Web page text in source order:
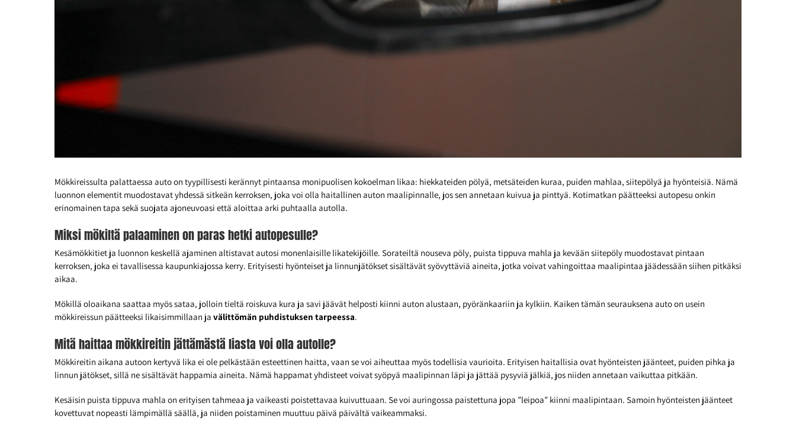
Mökkireissulta palattaessa auto on tyypillisesti kerännyt pintaansa monipuolisen kokoelman likaa: hiekkateiden pölyä, metsäteiden kuraa, puiden mahlaa, siitepölyä ja hyönteisiä. Nämä
luonnon elementit muodostavat yhdessä sitkeän kerroksen, joka voi olla haitallinen auton maalipinnalle, jos sen annetaan kuivua ja pinttyä. Kotimatkan päätteeksi autopesu onkin
erinomainen tapa sekä suojata ajoneuvoasi että aloittaa arki puhtaalla autolla.
Miksi mökiltä palaaminen on paras hetki autopesulle?
Kesämökkitiet ja luonnon keskellä ajaminen altistavat autosi monenlaisille likatekijöille. Sorateiltä nouseva pöly, puista tippuva mahla ja kevään siitepöly muodostavat pintaan
kerroksen, joka ei tavallisessa kaupunkiajossa kerry. Erityisesti hyönteiset ja linnunjätökset sisältävät syövyttäviä aineita, jotka voivat vahingoittaa maalipintaa jäädessään siihen pitkäksi
aikaa.
Mökillä oloaikana saattaa myös sataa, jolloin tieltä roiskuva kura ja savi jäävät helposti kiinni auton alustaan, pyöränkaariin ja kylkiin. Kaiken tämän seurauksena auto on usein
mökkireissun päätteeksi likaisimmillaan ja välittömän puhdistuksen tarpeessa.
Mitä haittaa mökkireitin jättämästä liasta voi olla autolle?
Mökkireitin aikana autoon kertyvä lika ei ole pelkästään esteettinen haitta, vaan se voi aiheuttaa myös todellisia vaurioita. Erityisen haitallisia ovat hyönteisten jäänteet, puiden pihka ja
linnun jätökset, sillä ne sisältävät happamia aineita. Nämä happamat yhdisteet voivat syöpyä maalipinnan läpi ja jättää pysyviä jälkiä, jos niiden annetaan vaikuttaa pitkään.
Kesäisin puista tippuva mahla on erityisen tahmeaa ja vaikeasti poistettavaa kuivuttuaan. Se voi auringossa paistettuna jopa ”leipoa” kiinni maalipintaan. Samoin hyönteisten jäänteet
kovettuvat nopeasti lämpimällä säällä, ja niiden poistaminen muuttuu päivä päivältä vaikeammaksi.